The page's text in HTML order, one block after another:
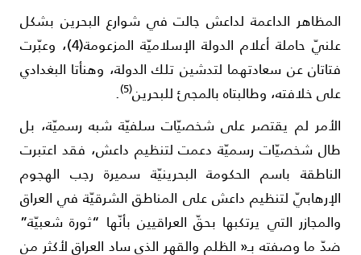
الداعمة لداعش جالت في شوارع البحرين بشكل
علنيّ حاملة أعلام الدولة الإسلاميّة المزعومة(4)، وعبّرت
عن سعادتهما لتدشين تلك الدولة، وهنأتا البغدادي
خلافته، وطالبتاه بالمجئ للبحرين(5)
.
لم يقتصر على شخصيّات سلفيّة شبه رسميّة، بل
شخصيّات رسميّة دعمت لتنظيم داعش، فقد اعتبرت
باسم الحكومة البحرينيّة سميرة رجب الهجوم
لتنظيم داعش على المناطق الشرقيّة في العراق
التي يرتكبها بحقّ العراقيين بأنّها “ثورة شعبيّة”
ما وصفته بـ« الظلم والقهر الذي ساد العراق لأكثر من